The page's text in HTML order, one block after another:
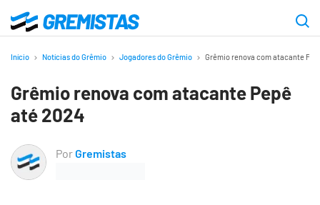
para
principal
Gremistas
Início Notícias do Grêmio Jogadores do Grêmio Grêmio renova com atacante
Grêmio renova com atacante Pepê
até 2024
PorGremistas